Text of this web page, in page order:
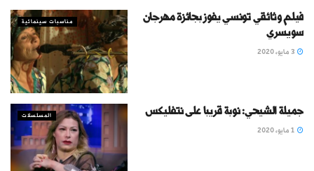
مناسبات سينمائية
فيلم وثائقي تونسي يفوز بجائزة مهرجان
سويسري
المسلسلات جميلة الشيحي: نوبة قريبا على نتفليكس